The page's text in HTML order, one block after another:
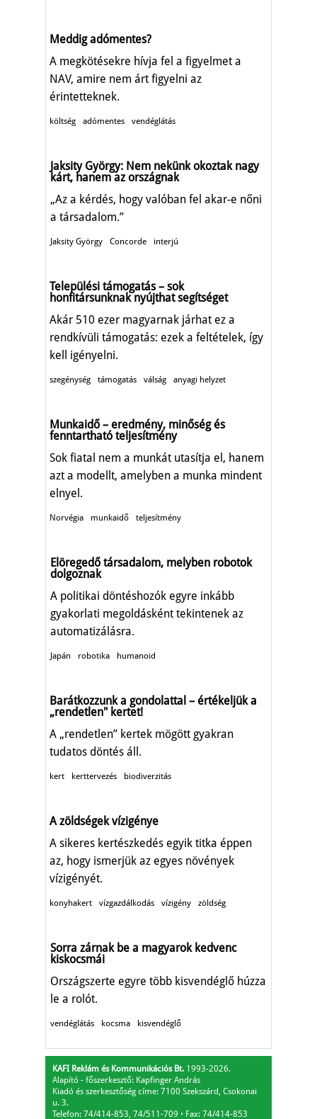
Meddig adómentes?
A megkötésekre hívja fel a figyelmet a
NAV, amire nem árt figyelni az
érintetteknek.
költség adómentes vendéglátás
Jaksity György: Nem nekünk okoztak nagy
kárt, hanem az országnak
„Az a kérdés, hogy valóban fel akar-e nőni
a társadalom.”
Jaksity György Concorde interjú
Települési támogatás – sok
honfitársunknak nyújthat segítséget
Akár 510 ezer magyarnak járhat ez a
rendkívüli támogatás: ezek a feltételek, így
kell igényelni.
szegénység támogatás válság anyagi helyzet
Munkaidő – eredmény, minőség és
fenntartható teljesítmény
Sok fiatal nem a munkát utasítja el, hanem
azt a modellt, amelyben a munka mindent
elnyel.
Norvégia munkaidő teljesítmény
Elöregedő társadalom, melyben robotok
dolgoznak
A politikai döntéshozók egyre inkább
gyakorlati megoldásként tekintenek az
automatizálásra.
Japán robotika humanoid
Barátkozzunk a gondolattal – értékeljük a
„rendetlen" kertet!
A „rendetlen” kertek mögött gyakran
tudatos döntés áll.
kert kerttervezés biodiverzitás
A zöldségek vízigénye
A sikeres kertészkedés egyik titka éppen
az, hogy ismerjük az egyes növények
vízigényét.
konyhakert vízgazdálkodás vízigény zöldség
Sorra zárnak be a magyarok kedvenc
kiskocsmái
Országszerte egyre több kisvendéglő húzza
le a rolót.
vendéglátás kocsma kisvendéglő
KAFI Reklám és Kommunikációs Bt. 1993-2026.
Alapító - főszerkesztő: Kapfinger András
Kiadó és szerkesztőség címe: 7100 Szekszárd, Csokonai
u. 3.
Telefon: 74/414-853, 74/511-709 ⋅ Fax: 74/414-853